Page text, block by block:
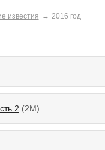
известия 2016 год
2 (2M)